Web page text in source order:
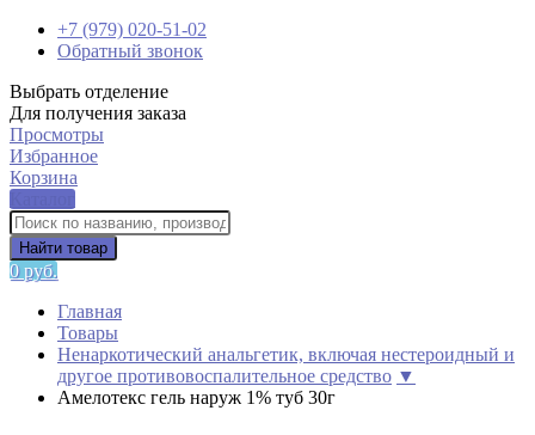
+7 (979) 020-51-02
Обратный звонок
Выбрать отделение
Для получения заказа
Просмотры
Избранное
Корзина
Найти товар
0 руб.
Главная
Товары
Ненаркотический анальгетик, включая нестероидный и
другое противовоспалительное средство ▼
Амелотекс гель наруж 1% туб 30г